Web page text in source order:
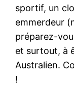
sportif, un
emmerdeur
préparez-
et surtout, à
Australien.
!